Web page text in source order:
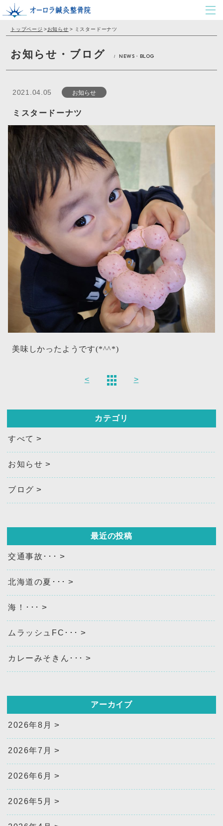
トップページ >お知らせ > ミスタードーナツ
お知らせ・ブログ / NEWS・BLOG
2021.04.05 お知らせ
ミスタードーナツ
美味しかったようです(*^^*)
< >
カテゴリ
すべて
お知らせ
ブログ
最近の投稿
交通事故･･･
北海道の夏･･･
海！･･･
ムラッシュFC･･･
カレーみそきん･･･
アーカイブ
2026年8月
2026年7月
2026年6月
2026年5月